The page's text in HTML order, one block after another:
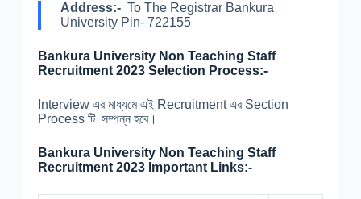
Address:-To The Registrar Bankura
University Pin- 722155
Bankura University Non Teaching Staff
Recruitment 2023 Selection Process:-
Interview এর মাধ্যমে এই Recruitment এর Section
Process টি সম্পন্ন হবে।
Bankura University Non Teaching Staff
Recruitment 2023 Important Links:-